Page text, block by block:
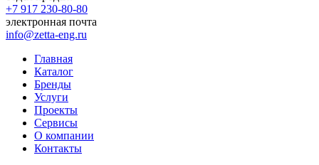
+7 917 230-80-80
электронная почта
info@zetta-eng.ru
Главная
Каталог
Бренды
Услуги
Проекты
Сервисы
О компании
Контакты